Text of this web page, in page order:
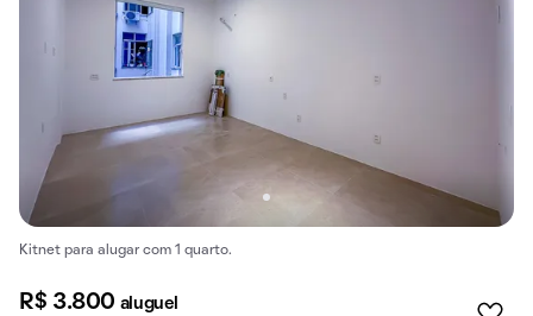
Kitnet para alugar com 1 quarto.
R$ 3.800 aluguel